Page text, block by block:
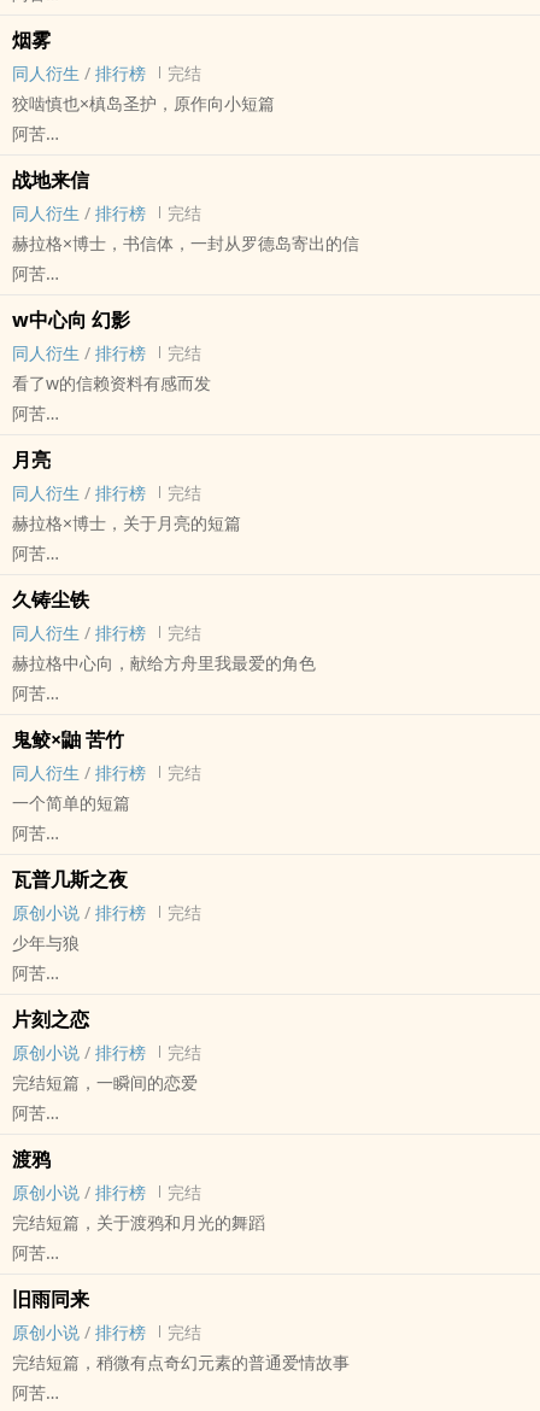
短篇 - 完结
烟雾
同人衍生 / 排行榜
完结
狡啮慎也×槙岛圣护，原作向小短篇
阿苦
BL - 短篇 - 完结
战地来信
同人衍生 / 排行榜
完结
赫拉格×博士，书信体，一封从罗德岛寄出的信
阿苦
短篇
完结
w中心向 幻影
同人衍生 / 排行榜
完结
看了w的信赖资料有感而发
阿苦
明日方舟[明日方舟] - w/阿米娅 同人衍生 - 游戏同人 - GL - 短篇
完结
月亮
同人衍生 / 排行榜
完结
赫拉格×博士，关于月亮的短篇
阿苦
BL - 短篇 - 完结
久铸尘铁
同人衍生 / 排行榜
完结
赫拉格中心向，献给方舟里我最爱的角色
阿苦
短篇 - 完结
鬼鲛×鼬 苦竹
同人衍生 / 排行榜
完结
一个简单的短篇
阿苦
火影[火影忍者] - 鲛鼬[干柿鬼鲛/宇智波鼬] 同人衍生 - 动漫同人
BL - 短篇 - 完结
瓦普几斯之夜
原创小说 / 排行榜
完结
少年与狼
阿苦
原创小说 - 奇幻 - BL - 短篇
完结
片刻之恋
原创小说 / 排行榜
完结
完结短篇，一瞬间的恋爱
阿苦
完结 - 当前编推
渡鸦
原创小说 / 排行榜
完结
完结短篇，关于渡鸦和月光的舞蹈
阿苦
完结
旧雨同来
原创小说 / 排行榜
完结
完结短篇，稍微有点奇幻元素的普通爱情故事
阿苦